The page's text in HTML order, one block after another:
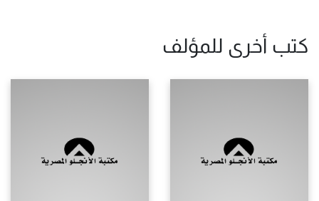
كتب أخرى للمؤلف